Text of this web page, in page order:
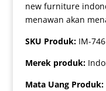
new furniture
menawan akan
SKU Produk: IM-746
Merek produk:
Mata Uang Produk: